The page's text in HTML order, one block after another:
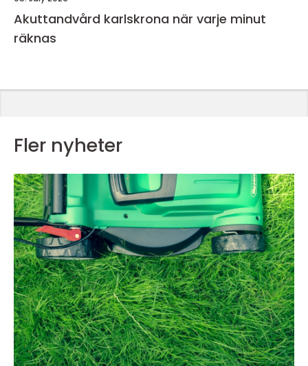
Akuttandvård karlskrona när varje minut
räknas
Fler nyheter